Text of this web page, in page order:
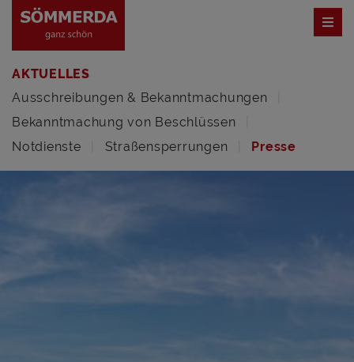
AKTUELLES
Ausschreibungen & Bekanntmachungen
Bekanntmachung von Beschlüssen
Notdienste
Straßensperrungen Presse